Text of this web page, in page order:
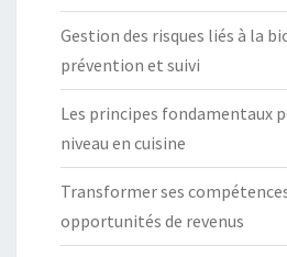
O
-
M
?
Gestion des risques liés à la
prévention et suivi
Les principes fondamentaux
niveau en cuisine
Transformer ses
opportunités de revenus